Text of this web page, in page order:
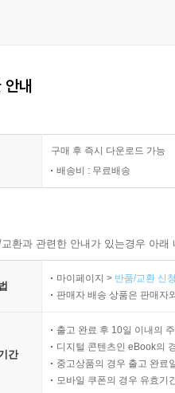
내
구매 후 즉시 다운로드 가능
배송비 : 무료배송
환과 관련한 안내가 있는경우 아
마이페이지 > 반품/교환 신
판매자 배송 상품은 판매자
간
출고 완료 후 10일 이내의
디지털 콘텐츠인 eBook의
중고상품의 경우 출고 완료
모바일 쿠폰의 경우 유효기